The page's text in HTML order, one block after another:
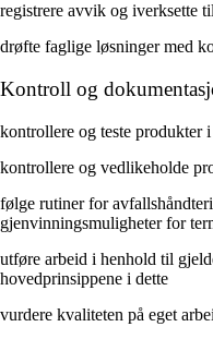
registrere avvik og iverksette
drøfte faglige løsninger med
Kontroll og
kontrollere og teste produkter
kontrollere og vedlikeholde
følge rutiner for
gjenvinningsmuligheter for
utføre arbeid i henhold til
hovedprinsippene i dette
vurdere kvaliteten på eget